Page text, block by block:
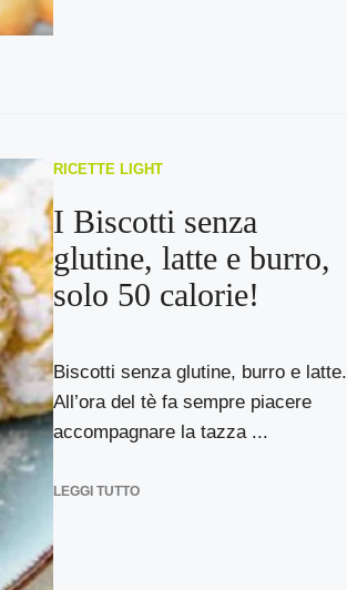
RICETTE LIGHT
I Biscotti senza
glutine, latte e burro,
solo 50 calorie!
Biscotti senza glutine, burro e latte.
All’ora del tè fa sempre piacere
accompagnare la tazza ...
LEGGI TUTTO